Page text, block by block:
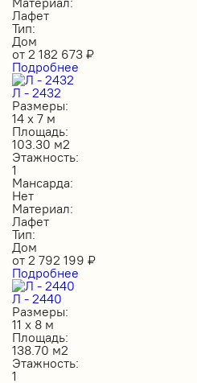
Лафет
Тип:
Дом
от 2 182 673 ₽
Подробнее
Л - 2432
Размеры:
14 х 7 м
Площадь:
103.30 м2
Этажность:
1
Мансарда:
Нет
Материал:
Лафет
Тип:
Дом
от 2 792 199 ₽
Подробнее
Л - 2440
Размеры:
11 х 8 м
Площадь:
138.70 м2
Этажность:
1